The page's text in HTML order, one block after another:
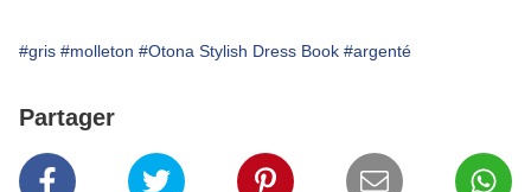
#gris #molleton #Otona Stylish Dress Book #argenté
Partager